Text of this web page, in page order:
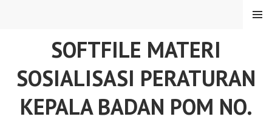
SOFTFILE MATERI
SOSIALISASI PERATURAN
KEPALA BADAN POM NO.
MENU